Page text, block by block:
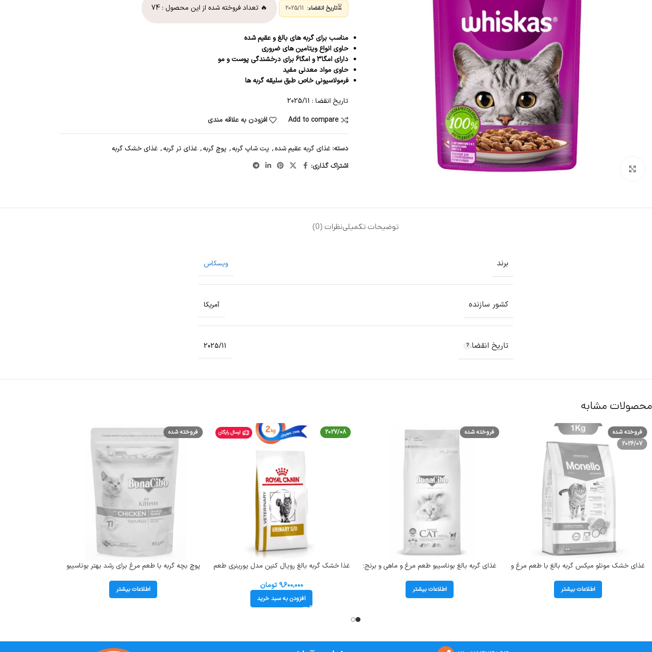
برای بزرگنمایی کلیک کنید
⏳تاریخ انقضاء: 🔥 تعداد فروخته شده از این محصول :74
مناسب برای گربه های بالغ و عقیم شده
حاوی انواع ویتامین های ضروری
دارای امگا3 و امگا6 برای درخشندگی پوست و مو
حاوی مواد معدنی مفید
فرمولاسیونی خاص طبق سلیقه گربه ها
تاریخ انقضا : 2025/11
Add to compare
افزودن به علاقه مندی
دسته:غذای گربه عقیم شده, پت شاپ گربه, پوچ گربه, غذای تر گربه, غذای خشک گربه
اشتراک گذاری:
توضیحات تکمیلینظرات (0)
برند ویسکاس
کشور سازنده آمریکا
تاریخ انقضاء 2025/11
محصولات مشابه
فروخته شده
2026/07
غذای خشک مونلو میکس گربه بالغ با طعم مرغ و
بندی اصلی)
اطلاعات بیشتر
فروخته شده
غذای گربه بالغ بوناسیبو طعم مرغ و ماهی و برنج؛
اطلاعات بیشتر
2027/08 ارسال رایگان
غذا خشک گربه بالغ رویال کنین مدل یورینری طعم
Canin Urinary S/O
۹,۶۰۰,۰۰۰ تومان
افزودن به سبد خرید
فروخته شده
پوچ بچه گربه با طعم مرغ برای رشد بهتر بوناسیبو
اطلاعات بیشتر